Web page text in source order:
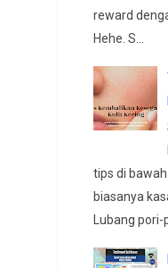
reward
Hehe. S...
tips di
biasanya
Lubang pori-